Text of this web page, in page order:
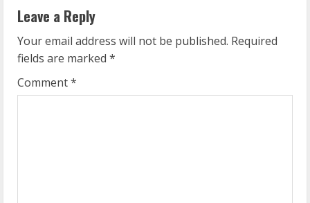
n
u
e
Leave a Reply
Your email address will not be published. Required
fields are marked *
Comment*